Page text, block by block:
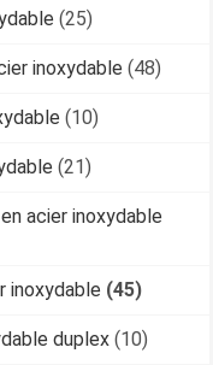
(25)
inoxydable (48)
(10)
(21)
acier inoxydable
inoxydable (45)
duplex (10)